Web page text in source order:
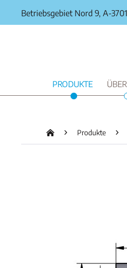
Betriebsgebiet Nord 9, A-
PRODUKTE
Produkte